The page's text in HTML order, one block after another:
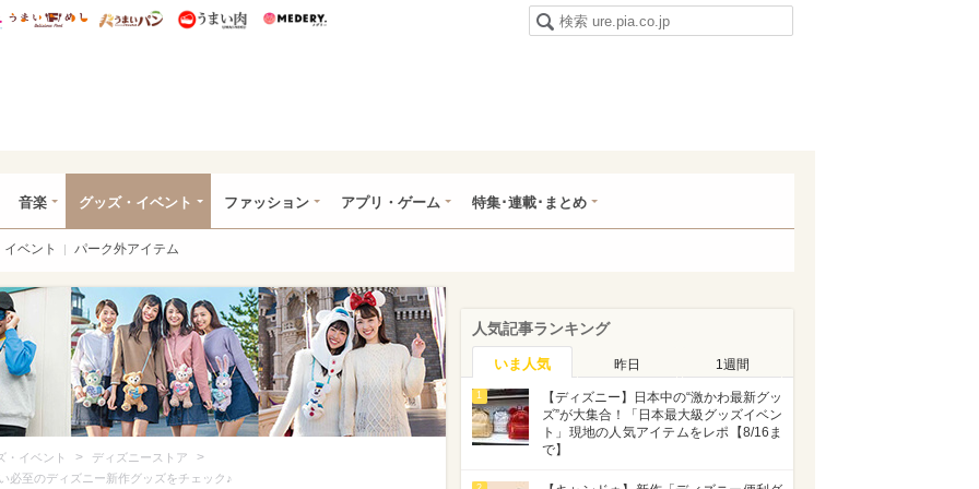
研 ディズニー特集
mimot. うまいめし うまいパン うまい肉
音楽 グッズ・イベント ファッション アプリ・ゲーム 特集･連載･まとめ
イベント パーク外アイテム
・イベント > ディズニーストア >
必至のディズニー新作グッズをチェック♪
人気記事ランキング
いま人気 昨日 1週間
1
【ディズニー】日本中の“激かわ最新グッ
ズ”が大集合！「日本最大級グッズイベン
ト」現地の人気アイテムをレポ【8/16ま
で】